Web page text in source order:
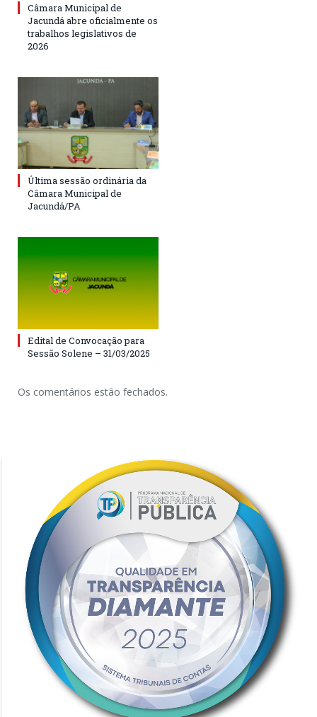
Câmara Municipal de
Jacundá abre oficialmente os
trabalhos legislativos de
2026
Última sessão ordinária da
Câmara Municipal de
Jacundá/PA
Edital de Convocação para
Sessão Solene – 31/03/2025
Os comentários estão fechados.